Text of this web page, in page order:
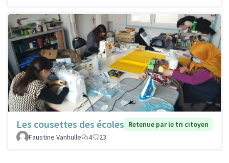
Les cousettes des écoles Retenue par le tri citoyen
Faustine Vanhulle
4 23